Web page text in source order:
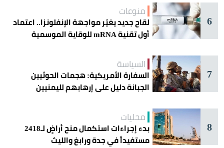
6
منوعات
لقاح جديد يغيّر مواجهة الإنفلونزا.. اعتماد
أول تقنية mRNA للوقاية الموسمية
7
السياسة
السفارة الأمريكية: هجمات الحوثيين
الجبانة دليل على إرهابهم لليمنيين
8
محليات
بدء إجراءات استكمال منح أراضٍ لـ2418
مستفيداً في جدة ورابغ والليث